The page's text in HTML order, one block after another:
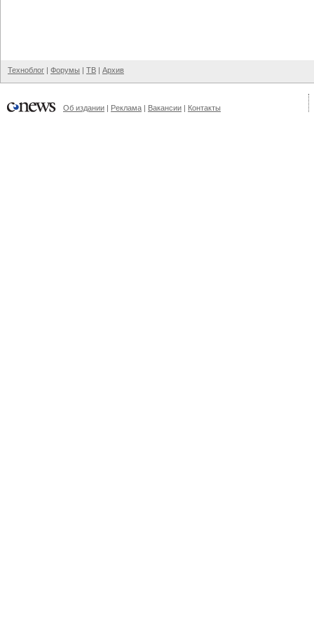
Техноблог | Форумы | ТВ | Архив
Об издании | Реклама | Вакансии | Контакты